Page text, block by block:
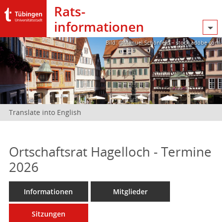
Rats­
informationen
Bild: @Manuel Schönfeld – stock.adobe.com
Translate into English
Ortschaftsrat Hagelloch - Termine
2026
Informationen Mitglieder
Sitzungen